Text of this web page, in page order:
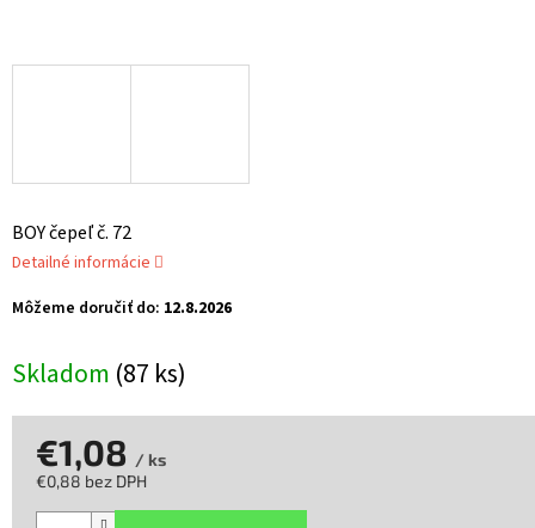
Skladom (87 ks)
Môžeme doručiť do: 12.8.2026
BOY čepeľ č. 72
Detailné informácie
€1,08 / ks
€0,88 bez DPH